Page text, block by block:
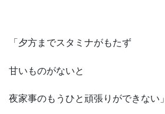
「夕方までスタミナがもたず
甘いものがないと
夜家事のもうひと頑張りができない」